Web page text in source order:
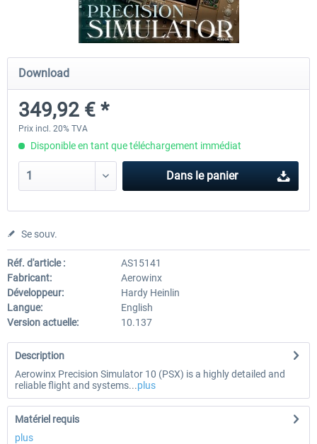
Aerowinx - NG FMC and More
138,15 € *
Download
349,92 € *
Prix incl. 20% TVA
Disponible en tant que téléchargement immédiat
Dans le panier
Se souv.
Réf. d'article :
AS15141
Fabricant:
Aerowinx
Développeur:
Hardy Heinlin
Langue:
English
Version actuelle:
10.137
Description
Aerowinx Precision Simulator 10 (PSX) is a highly detailed and
reliable flight and systems...plus
Matériel requis
plus